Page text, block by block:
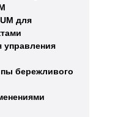
для
управления
бережливого